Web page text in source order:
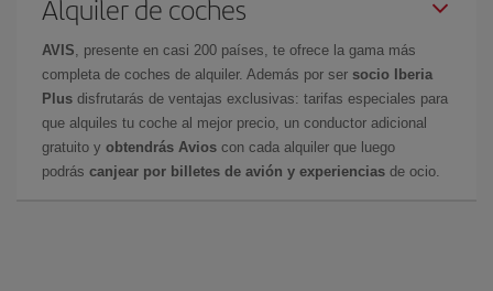
Alquiler de coches
AVIS , presente en casi 200 países, te ofrece la gama más
completa de coches de alquiler. Además por ser socio Iberia
Plus disfrutarás de ventajas exclusivas: tarifas especiales para
que alquiles tu coche al mejor precio, un conductor adicional
gratuito y obtendrás Avios con cada alquiler que luego
podrás canjear por billetes de avión y experiencias de ocio.